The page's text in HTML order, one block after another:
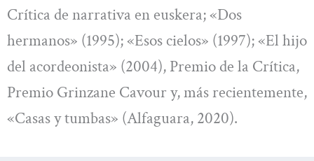
Crítica de narrativa en euskera; «Dos
hermanos» (1995); «Esos cielos» (1997); «El hijo
del acordeonista» (2004), Premio de la Crítica,
Premio Grinzane Cavour y, más recientemente,
«Casas y tumbas» (Alfaguara, 2020).